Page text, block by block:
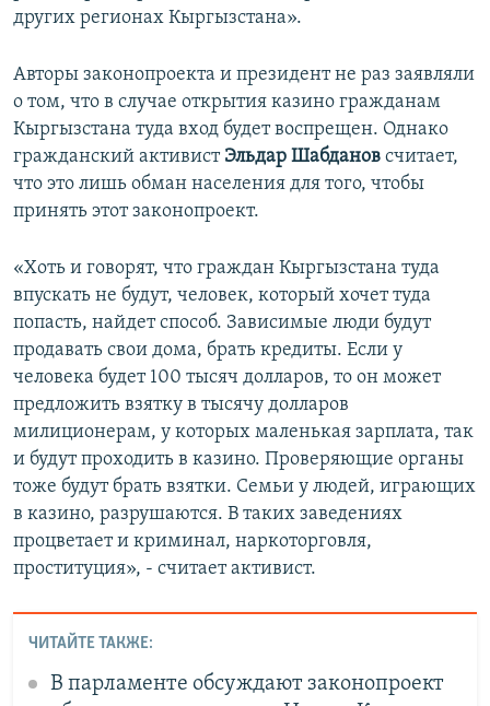
других регионах Кыргызстана».
Авторы законопроекта и президент не раз заявляли
о том, что в случае открытия казино гражданам
Кыргызстана туда вход будет воспрещен. Однако
гражданский активист Эльдар Шабданов считает,
что это лишь обман населения для того, чтобы
принять этот законопроект.
«Хоть и говорят, что граждан Кыргызстана туда
впускать не будут, человек, который хочет туда
попасть, найдет способ. Зависимые люди будут
продавать свои дома, брать кредиты. Если у
человека будет 100 тысяч долларов, то он может
предложить взятку в тысячу долларов
милиционерам, у которых маленькая зарплата, так
и будут проходить в казино. Проверяющие органы
тоже будут брать взятки. Семьи у людей, играющих
в казино, разрушаются. В таких заведениях
процветает и криминал, наркоторговля,
проституция», - считает активист.
ЧИТАЙТЕ ТАКЖЕ:
В парламенте обсуждают законопроект